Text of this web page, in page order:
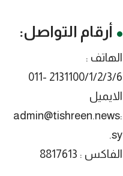
أرقام التواصل:
الهاتف :
2131100/1/2/3/6 -011
الايميل
:admin@tishreen.news
.sy
الفاكس : 8817613